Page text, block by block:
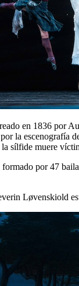
en 1836 por
la
sílfide muere
por 47
Løvenskiold